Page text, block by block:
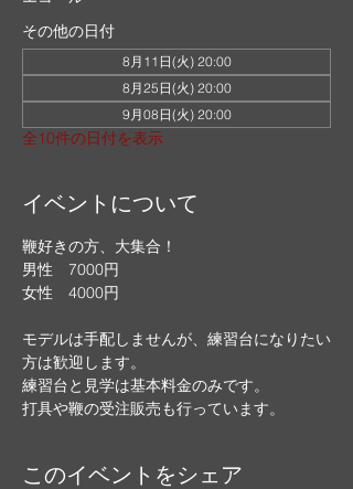
その他の日付
8月11日(火) 20:00
8月25日(火) 20:00
9月08日(火) 20:00
全10件の日付を表示
イベントについて
鞭好きの方、大集合！
男性　7000円
女性　4000円
モデルは手配しませんが、練習台になりたい
方は歓迎します。
練習台と見学は基本料金のみです。
打具や鞭の受注販売も行っています。
このイベントをシェア